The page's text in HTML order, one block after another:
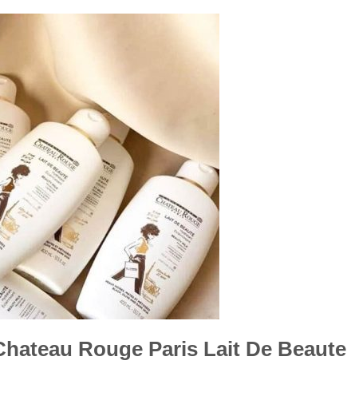
Rouge Paris Lait De Beaute